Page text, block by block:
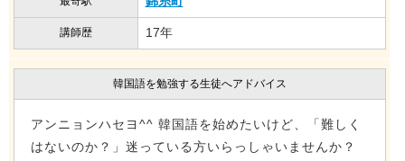
講師歴 17年
韓国語を勉強する生徒へアドバイス
アンニョンハセヨ^^ 韓国語を始めたいけど、「難しく
はないのか？」迷っている方いらっしゃいませんか？